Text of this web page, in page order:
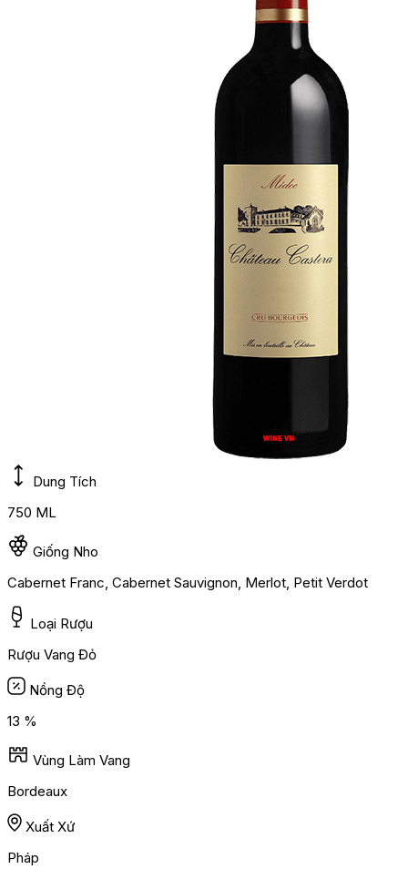
Dung Tích
750 ML
Giống Nho
Cabernet Franc, Cabernet Sauvignon, Merlot, Petit Verdot
Loại Rượu
Rượu Vang Đỏ
Nồng Độ
13 %
Vùng Làm Vang
Bordeaux
Xuất Xứ
Pháp